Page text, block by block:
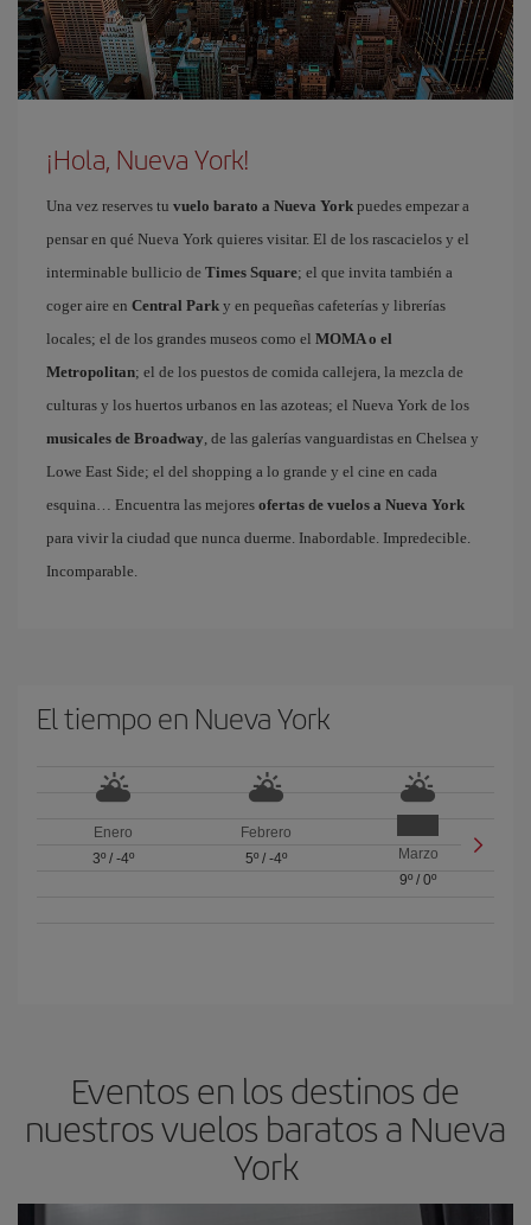
¡Hola, Nueva York!
Una vez reserves tu vuelo barato a Nueva York puedes empezar a
pensar en qué Nueva York quieres visitar. El de los rascacielos y el
interminable bullicio de Times Square; el que invita también a
coger aire en Central Park y en pequeñas cafeterías y librerías
locales; el de los grandes museos como el MOMA o el
Metropolitan; el de los puestos de comida callejera, la mezcla de
culturas y los huertos urbanos en las azoteas; el Nueva York de los
musicales de Broadway, de las galerías vanguardistas en Chelsea y
Lowe East Side; el del shopping a lo grande y el cine en cada
esquina… Encuentra las mejores ofertas de vuelos a Nueva York
para vivir la ciudad que nunca duerme. Inabordable. Impredecible.
Incomparable.
El tiempo en Nueva York
Enero
3º/ -4º
Febrero
5º/ -4º
Marzo
9º /0º
Eventos en los destinos de
nuestros vuelos baratos a Nueva
York